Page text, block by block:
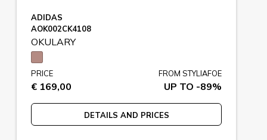
ADIDAS
AOK002CK4108
OKULARY
PRICE
€ 169,00
FROM STYLIAFOE
UP TO -89%
DETAILS AND PRICES